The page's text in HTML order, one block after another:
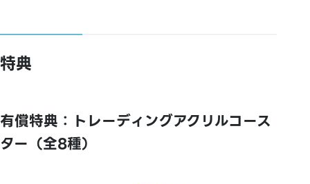
特典
有償特典：トレーディングアクリルコース
ター（全8種）